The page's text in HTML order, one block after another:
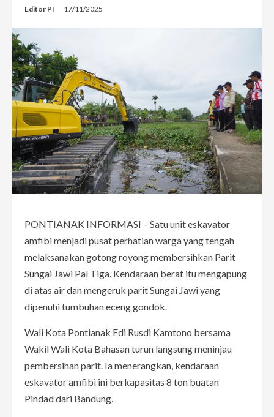
Editor PI 17/11/2025
PONTIANAK INFORMASI – Satu unit eskavator
amfibi menjadi pusat perhatian warga yang tengah
melaksanakan gotong royong membersihkan Parit
Sungai Jawi Pal Tiga. Kendaraan berat itu mengapung
di atas air dan mengeruk parit Sungai Jawi yang
dipenuhi tumbuhan eceng gondok.
Wali Kota Pontianak Edi Rusdi Kamtono bersama
Wakil Wali Kota Bahasan turun langsung meninjau
pembersihan parit. Ia menerangkan, kendaraan
eskavator amfibi ini berkapasitas 8 ton buatan
Pindad dari Bandung.